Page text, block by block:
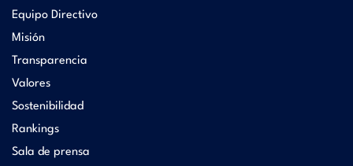
Equipo Directivo
Misión
Transparencia
Valores
Sostenibilidad
Rankings
Sala de prensa